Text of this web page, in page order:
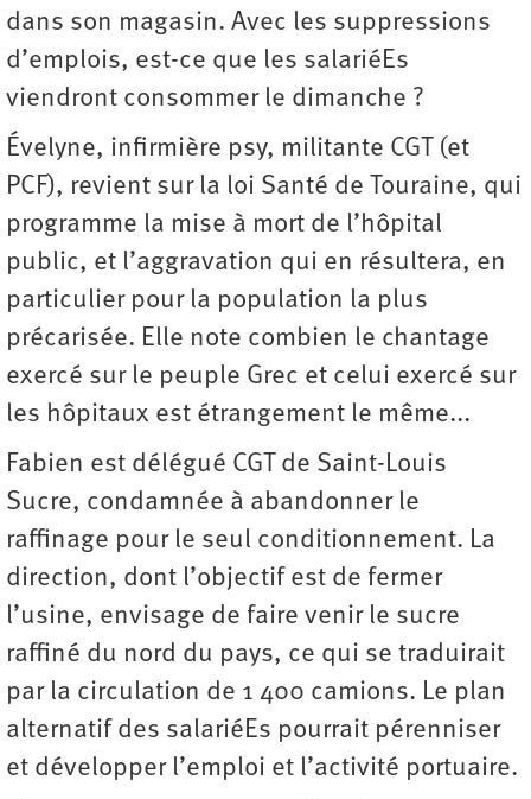
dans son magasin. Avec les suppressions
d’emplois, est-ce que les salariéEs
viendront consommer le dimanche ?
Évelyne, infirmière psy, militante CGT (et
PCF), revient sur la loi Santé de Touraine, qui
programme la mise à mort de l’hôpital
public, et l’aggravation qui en résultera, en
particulier pour la population la plus
précarisée. Elle note combien le chantage
exercé sur le peuple Grec et celui exercé sur
les hôpitaux est étrangement le même...
Fabien est délégué CGT de Saint-Louis
Sucre, condamnée à abandonner le
raffinage pour le seul conditionnement. La
direction, dont l’objectif est de fermer
l’usine, envisage de faire venir le sucre
raffiné du nord du pays, ce qui se traduirait
par la circulation de 1 400 camions. Le plan
alternatif des salariéEs pourrait pérenniser
et développer l’emploi et l’activité portuaire.